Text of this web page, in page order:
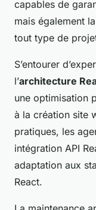
capables de
mais également
tout type de
S’entourer
l’architecture
une optimisation
à la création site
pratiques, les
intégration API
adaptation aux
React.